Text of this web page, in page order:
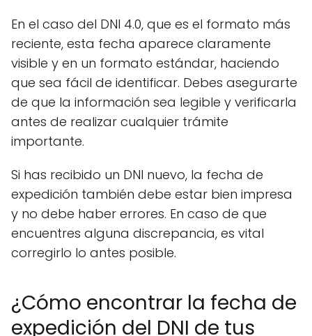
En el caso del DNI 4.0, que es el formato más
reciente, esta fecha aparece claramente
visible y en un formato estándar, haciendo
que sea fácil de identificar. Debes asegurarte
de que la información sea legible y verificarla
antes de realizar cualquier trámite
importante.
Si has recibido un DNI nuevo, la fecha de
expedición también debe estar bien impresa
y no debe haber errores. En caso de que
encuentres alguna discrepancia, es vital
corregirlo lo antes posible.
¿Cómo encontrar la fecha de
expedición del DNI de tus